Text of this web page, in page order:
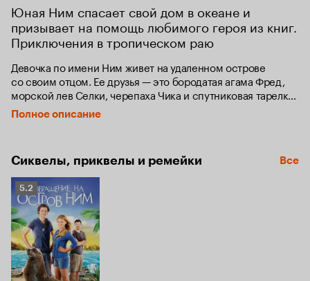
Юная Ним спасает свой дом в океане и
призывает на помощь любимого героя из книг.
Приключения в тропическом раю
Девочка по имени Ним живет на удаленном острове
со своим отцом. Ее друзья — это бородатая агама Фред,
морской лев Селки, черепаха Чика и спутниковая тарелка
для выхода в Интернет. И когда отец неожиданно
исчезает, она должна проявить всю свою храбрость, чтобы
Полное описание
Сиквелы, приквелы и ремейки Все
Рейтинг
Кинопоиска
5.2
5.2